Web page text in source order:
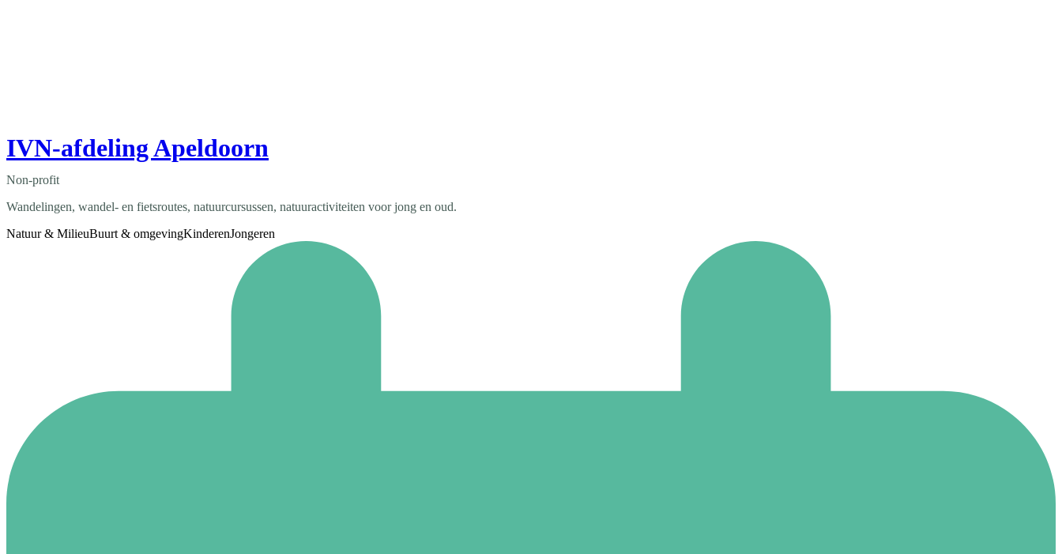
IVN-afdeling Apeldoorn
Non-profit
Wandelingen, wandel- en fietsroutes, natuurcursussen, natuuractiviteiten voor jong en oud.
Natuur & MilieuBuurt & omgevingKinderenJongeren